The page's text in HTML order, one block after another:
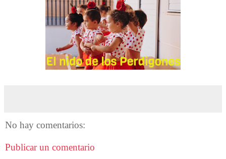
No hay comentarios:
Publicar un comentario